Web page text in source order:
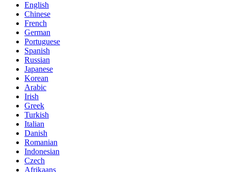
English
Chinese
French
German
Portuguese
Spanish
Russian
Japanese
Korean
Arabic
Irish
Greek
Turkish
Italian
Danish
Romanian
Indonesian
Czech
Afrikaans